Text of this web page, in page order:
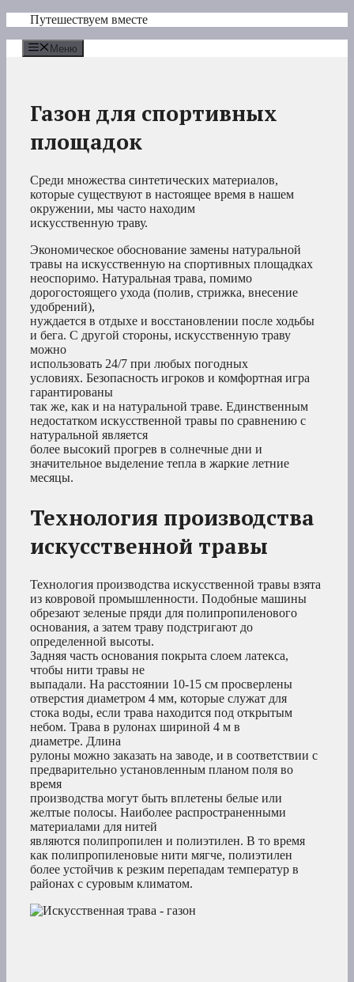
Перейти
содержимому
Путешествуем вместе
Меню
Газон для спортивных
площадок
Среди множества синтетических материалов,
которые существуют в настоящее время в нашем
окружении, мы часто находим
искусственную траву.
Экономическое обоснование замены натуральной
травы на искусственную на спортивных площадках
неоспоримо. Натуральная трава, помимо
дорогостоящего ухода (полив, стрижка, внесение
удобрений),
нуждается в отдыхе и восстановлении после ходьбы
и бега. С другой стороны, искусственную траву
можно
использовать 24/7 при любых погодных
условиях. Безопасность игроков и комфортная игра
гарантированы
так же, как и на натуральной траве. Единственным
недостатком искусственной травы по сравнению с
натуральной является
более высокий прогрев в солнечные дни и
значительное выделение тепла в жаркие летние
месяцы.
Технология производства
искусственной травы
Технология производства искусственной травы взята
из ковровой промышленности. Подобные машины
обрезают зеленые пряди для полипропиленового
основания, а затем траву подстригают до
определенной высоты.
Задняя часть основания покрыта слоем латекса,
чтобы нити травы не
выпадали. На расстоянии 10-15 см просверлены
отверстия диаметром 4 мм, которые служат для
стока воды, если трава находится под открытым
небом. Трава в рулонах шириной 4 м в
диаметре. Длина
рулоны можно заказать на заводе, и в соответствии с
предварительно установленным планом поля во
время
производства могут быть вплетены белые или
желтые полосы. Наиболее распространенными
материалами для нитей
являются полипропилен и полиэтилен. В то время
как полипропиленовые нити мягче, полиэтилен
более устойчив к резким перепадам температур в
районах с суровым климатом.